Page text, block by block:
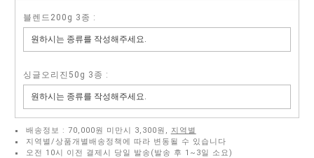
블렌드200g 3종 :
싱글오리진50g 3종 :
배송정보 : 70,000원 미만시 3,300원, 지역별
지역별/상품개별배송정책에 따라 변동될 수 있습니다
오전 10시 이전 결제시 당일 발송(발송 후 1~3일 소요)